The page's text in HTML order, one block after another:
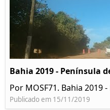
Bahia 2019 - Península
Por MOSF71. Bahia 2019
Publicado em 15/11/2019